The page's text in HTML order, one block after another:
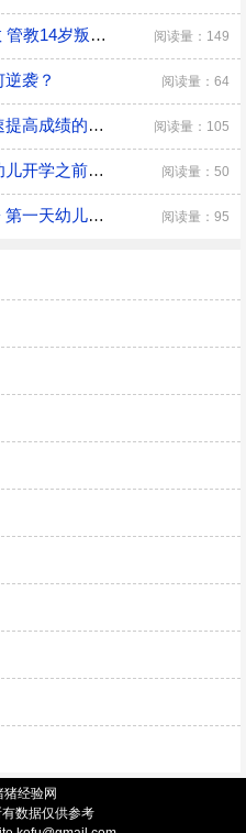
14岁女孩子叛逆期家长如何管教 管教14岁叛逆期女孩子的方法 阅读量：149
袭？ 阅读量：64
初中差生怎样快速提高成绩 快速提高成绩的方法介绍 阅读量：105
幼儿开学前的准备工作有哪些 幼儿开学之前具体的准备工作 阅读量：50
幼儿园开学第一天如何安抚孩子 第一天幼儿园开学安抚孩子的注意事项 阅读量：95
经验网
数据仅供参考